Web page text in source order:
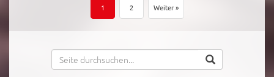
1 2 Weiter »